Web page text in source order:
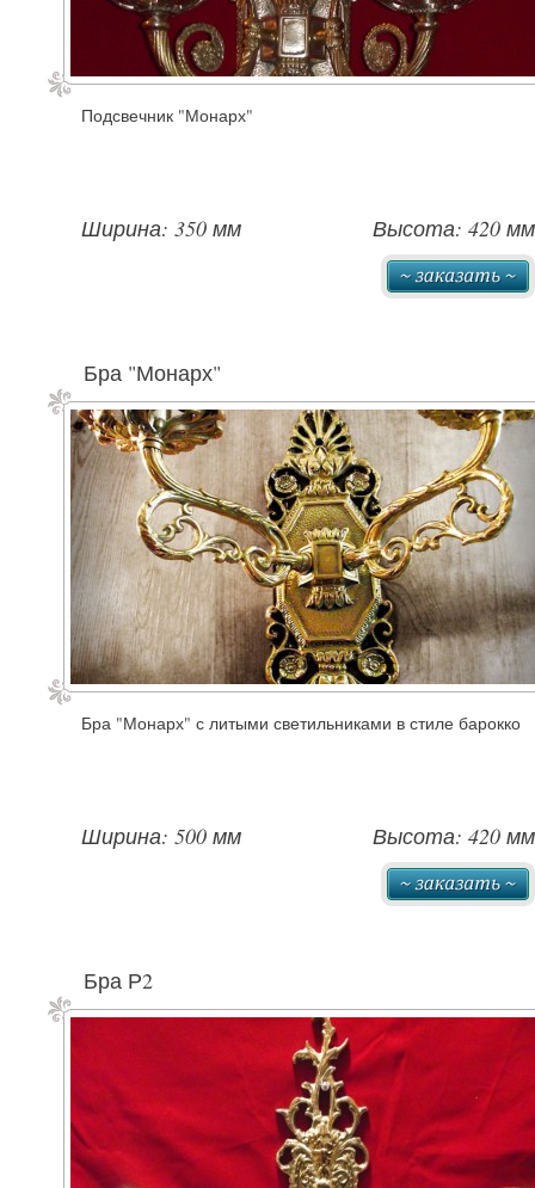
Подсвечник "Монарх"
Ширина: 350 мм Высота: 420 мм
Бра "Монарх"
Бра "Монарх" с литыми светильниками в стиле барокко
Ширина: 500 мм Высота: 420 мм
Бра Р2